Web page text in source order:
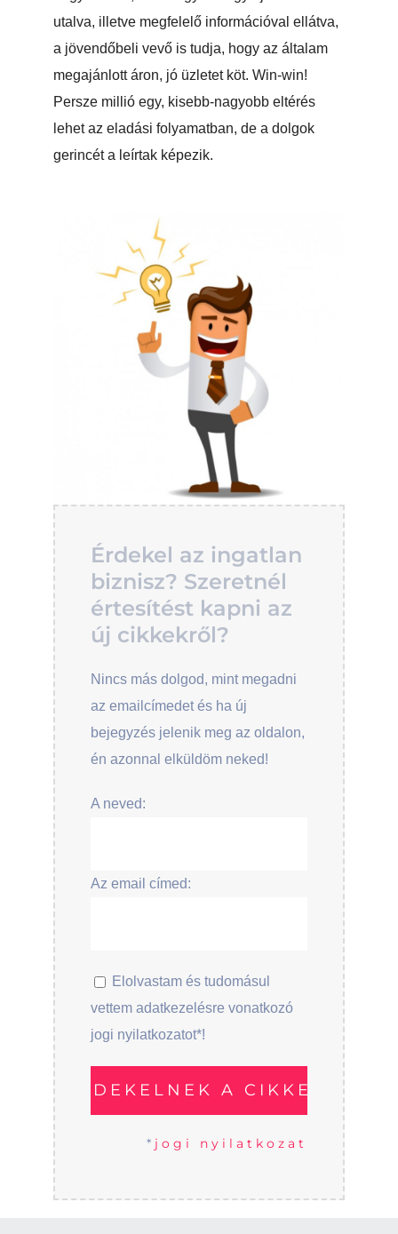
utalva, illetve megfelelő információval ellátva,
a jövendőbeli vevő is tudja, hogy az általam
megajánlott áron, jó üzletet köt. Win-win!
Persze millió egy, kisebb-nagyobb eltérés
lehet az eladási folyamatban, de a dolgok
gerincét a leírtak képezik.
Érdekel az ingatlan
biznisz? Szeretnél
értesítést kapni az
új cikkekről?
Nincs más dolgod, mint megadni
az emailcímedet és ha új
bejegyzés jelenik meg az oldalon,
én azonnal elküldöm neked!
A neved:
Az email címed:
Elolvastam és tudomásul
vettem adatkezelésre vonatkozó
jogi nyilatkozatot*!
* jogi nyilatkozat